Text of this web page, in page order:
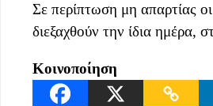
Σε περίπτωση μη απαρτίας
διεξαχθούν την ίδια ημέρα,
Κοινοποίηση